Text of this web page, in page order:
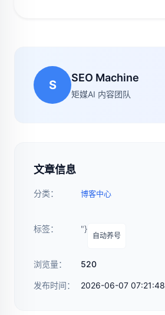
S
SEO Machine
矩媒AI 内容团队
文章信息
分类： 博客中心
标签： "}
自动养号
浏览量： 520
发布时间： 2026-06-07 07:21:48